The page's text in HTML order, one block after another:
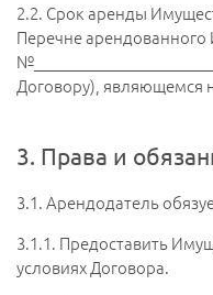
2.2. Срок аренды
Перечне
Договору), являющемся
3. Права и
3.1.Арендодатель
3.1.1. Предоставить
условиях Договора.